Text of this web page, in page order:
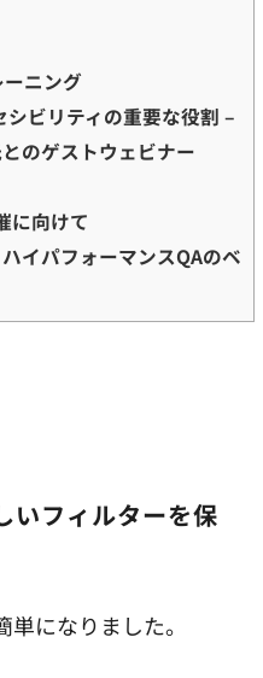
ニング
ビリティの重要な役割 –
のゲストウェビナー
に向けて
イパフォーマンスQAのベ
になりました。